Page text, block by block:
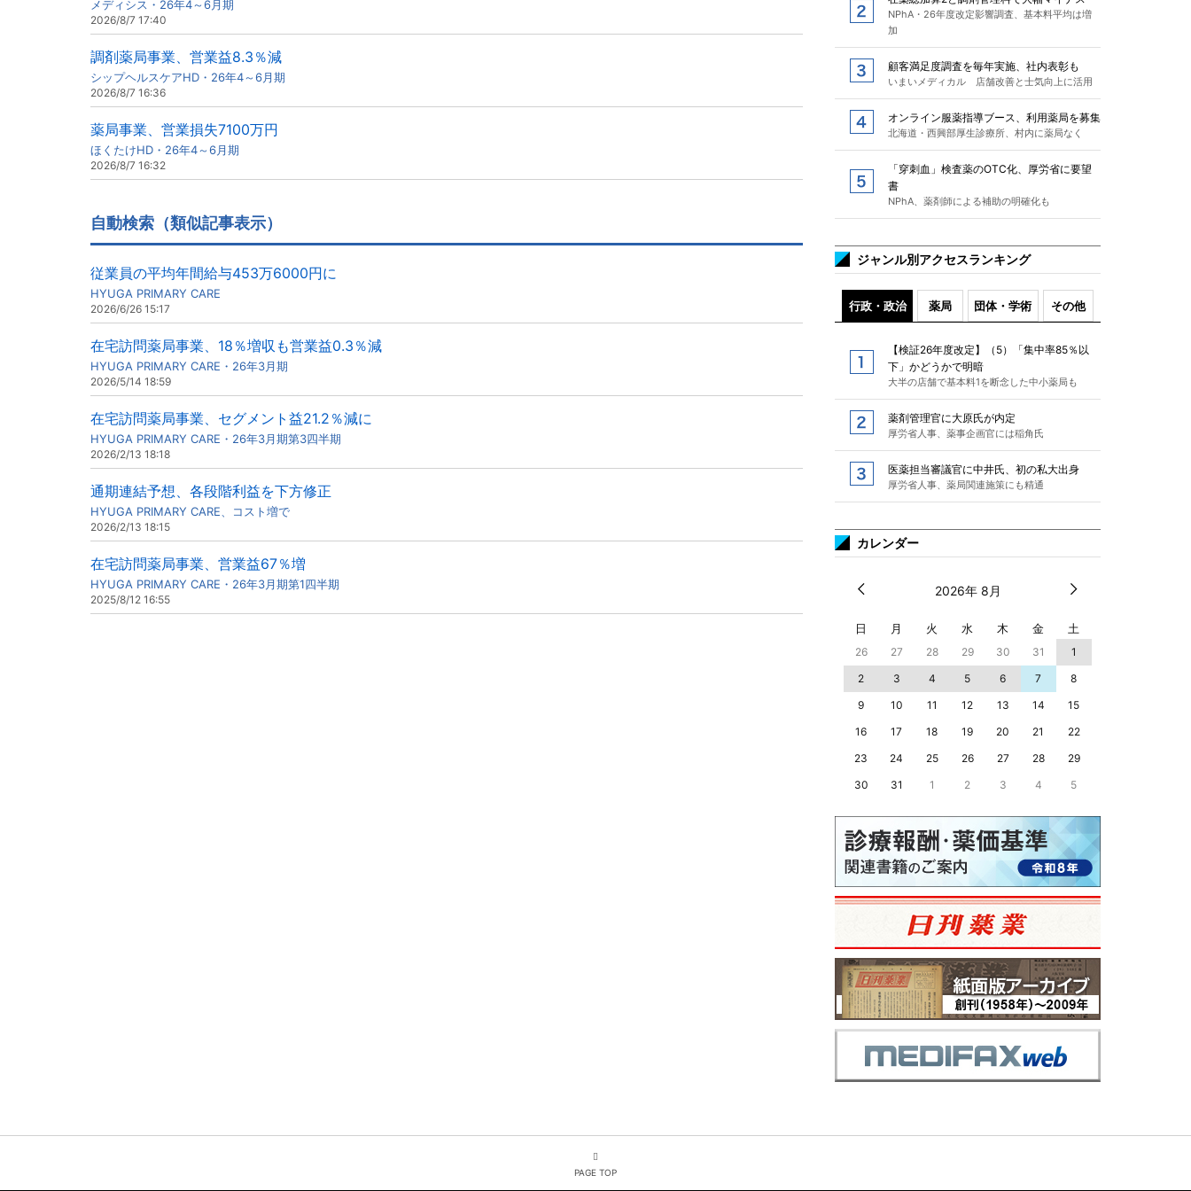
メディシス・26年4～6月期
2026/8/7 17:40
調剤薬局事業、営業益8.3％減
シップヘルスケアHD・26年4～6月期
2026/8/7 16:36
薬局事業、営業損失7100万円
ほくたけHD・26年4～6月期
2026/8/7 16:32
自動検索（類似記事表示）
従業員の平均年間給与453万6000円に
HYUGA PRIMARY CARE
2026/6/26 15:17
在宅訪問薬局事業、18％増収も営業益0.3％減
HYUGA PRIMARY CARE・26年3月期
2026/5/14 18:59
在宅訪問薬局事業、セグメント益21.2％減に
HYUGA PRIMARY CARE・26年3月期第3四半期
2026/2/13 18:18
通期連結予想、各段階利益を下方修正
HYUGA PRIMARY CARE、コスト増で
2026/2/13 18:15
在宅訪問薬局事業、営業益67％増
HYUGA PRIMARY CARE・26年3月期第1四半期
2025/8/12 16:55
NPhA・26年度改定影響調査、基本料平均は増
加
顧客満足度調査を毎年実施、社内表彰も
いまいメディカル 店舗改善と士気向上に活用
オンライン服薬指導ブース、利用薬局を募集
北海道・西興部厚生診療所、村内に薬局なく
「穿刺血」検査薬のOTC化、厚労省に要望
書
NPhA、薬剤師による補助の明確化も
ジャンル別アクセスランキング
行政・政治 薬局 団体・学術 その他
【検証26年度改定】（5）「集中率85％以
下」かどうかで明暗
大半の店舗で基本料1を断念した中小薬局も
薬剤管理官に大原氏が内定
厚労省人事、薬事企画官には稲角氏
医薬担当審議官に中井氏、初の私大出身
厚労省人事、薬局関連施策にも精通
カレンダー
2026年 8月
日 月 火 水 木 金 土
26 27 28 29 30 31
1
2
3 4 5 6 7
8
9
10 11 12 13 14
15
16
17 18 19 20 21
22
23
24 25 26 27 28
29
30
31 1 2 3 4 5
PAGE TOP